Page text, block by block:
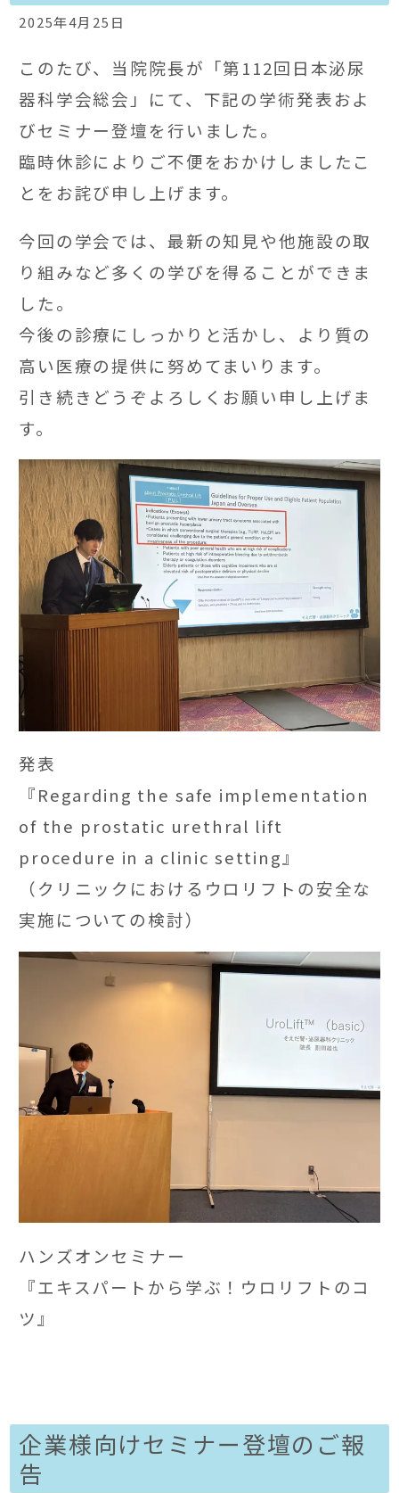
2025年4月25日
このたび、当院院長が「第112回日本泌尿
器科学会総会」にて、下記の学術発表およ
びセミナー登壇を行いました。
臨時休診によりご不便をおかけしましたこ
とをお詫び申し上げます。
今回の学会では、最新の知見や他施設の取
り組みなど多くの学びを得ることができま
した。
今後の診療にしっかりと活かし、より質の
高い医療の提供に努めてまいります。
引き続きどうぞよろしくお願い申し上げま
す。
発表
『Regarding the safe implementation
of the prostatic urethral lift
procedure in a clinic setting』
（クリニックにおけるウロリフトの安全な
実施についての検討）
ハンズオンセミナー
『エキスパートから学ぶ！ウロリフトのコ
ツ』
企業様向けセミナー登壇のご報
告